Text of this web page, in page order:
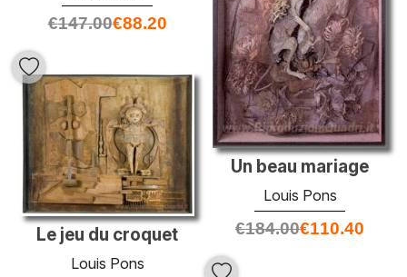
€147.00€88.20
Un beau mariage
Louis Pons
€184.00€110.40
Le jeu du croquet
Louis Pons